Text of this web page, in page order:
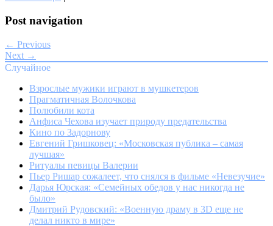
Post navigation
← Previous
Next →
Случайное
Взрослые мужики играют в мушкетеров
Прагматичная Волочкова
Полюбили кота
Анфиса Чехова изучает природу предательства
Кино по Задорнову
Евгений Гришковец: «Московская публика – самая
лучшая»
Ритуалы певицы Валерии
Пьер Ришар сожалеет, что снялся в фильме «Невезучие»
Дарья Юрская: «Семейных обедов у нас никогда не
было»
Дмитрий Рудовский: «Военную драму в 3D еще не
делал никто в мире»